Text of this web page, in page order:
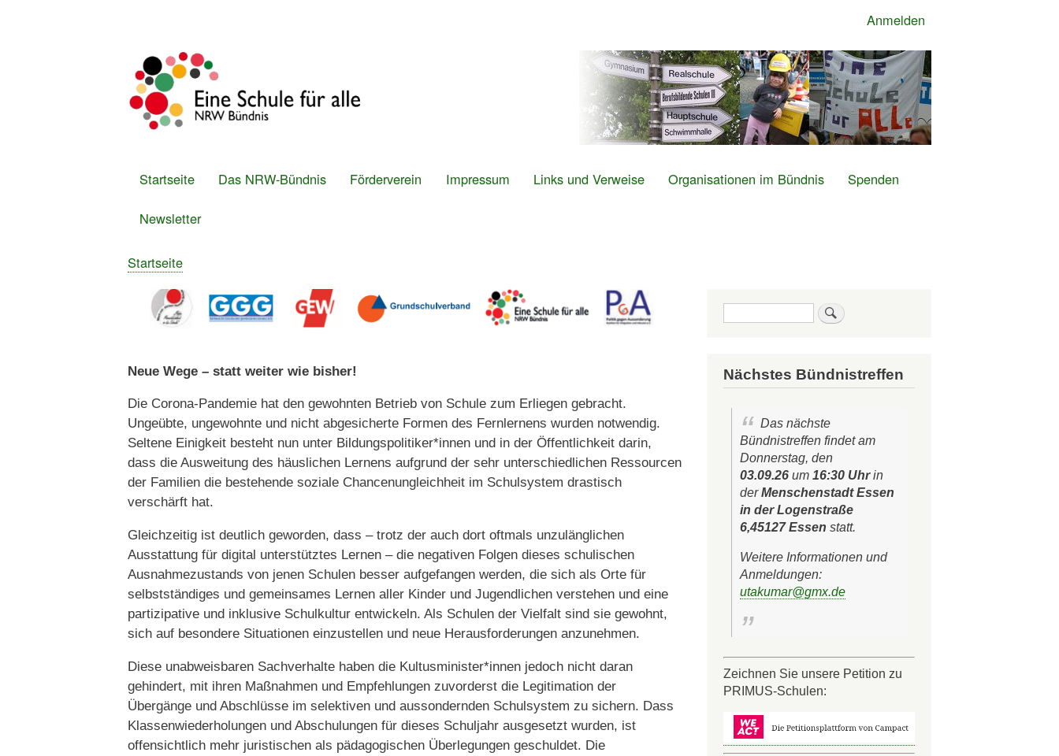
Anmelden
Hauptmenü
Startseite Das NRW-Bündnis Förderverein Impressum Links und Verweise Organisationen im Bündnis Spenden
Newsletter
Breadcrumb
Startseite
Neue Wege – statt weiter wie bisher!
Die Corona-Pandemie hat den gewohnten Betrieb von Schule zum Erliegen gebracht.
Ungeübte, ungewohnte und nicht abgesicherte Formen des Fernlernens wurden notwendig.
Seltene Einigkeit besteht nun unter Bildungspolitiker*innen und in der Öffentlichkeit darin,
dass die Ausweitung des häuslichen Lernens aufgrund der sehr unterschiedlichen Ressourcen
der Familien die bestehende soziale Chancenungleichheit im Schulsystem drastisch
verschärft hat.
Gleichzeitig ist deutlich geworden, dass – trotz der auch dort oftmals unzulänglichen
Ausstattung für digital unterstütztes Lernen – die negativen Folgen dieses schulischen
Ausnahmezustands von jenen Schulen besser aufgefangen werden, die sich als Orte für
selbstständiges und gemeinsames Lernen aller Kinder und Jugendlichen verstehen und eine
partizipative und inklusive Schulkultur entwickeln. Als Schulen der Vielfalt sind sie gewohnt,
sich auf besondere Situationen einzustellen und neue Herausforderungen anzunehmen.
Diese unabweisbaren Sachverhalte haben die Kultusminister*innen jedoch nicht daran
gehindert, mit ihren Maßnahmen und Empfehlungen zuvorderst die Legitimation der
Übergänge und Abschlüsse im selektiven und aussondernden Schulsystem zu sichern. Dass
Klassenwiederholungen und Abschulungen für dieses Schuljahr ausgesetzt wurden, ist
offensichtlich mehr juristischen als pädagogischen Überlegungen geschuldet. Die
Nächstes Bündnistreffen
Das nächste
Bündnistreffen findet am
Donnerstag, den
03.09.26 um 16:30 Uhrin
derMenschenstadt Essen
in der Logenstraße
6,45127 Essen statt.
Weitere Informationen und
Anmeldungen:
utakumar@gmx.de
Zeichnen Sie unsere Petition zu
PRIMUS-Schulen: